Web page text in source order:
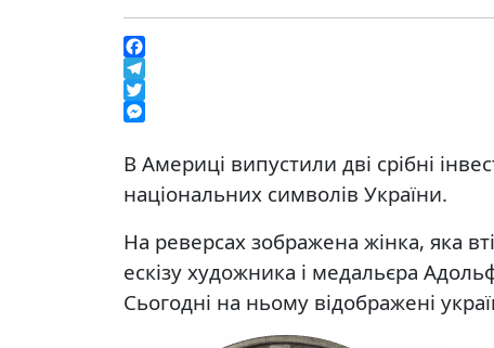
Facebook
Telegram
Twitter
В Америці випустили дві срібні
національних символів України.
На реверсах зображена жінка, яка
ескізу художника і медальєра
Сьогодні на ньому відображені